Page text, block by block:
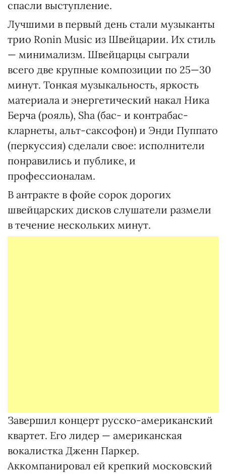
спасли выступление.
Лучшими в первый день стали музыканты
трио Ronin Music из Швейцарии. Их стиль
— минимализм. Швейцарцы сыграли
всего две крупные композиции по 25—30
минут. Тонкая музыкальность, яркость
материала и энергетический накал Ника
Берча (рояль), Sha (бас- и контрабас-
кларнеты, альт-саксофон) и Энди Пуппато
(перкуссия) сделали свое: исполнители
понравились и публике, и
профессионалам.
В антракте в фойе сорок дорогих
швейцарских дисков слушатели размели
в течение нескольких минут.
Завершил концерт русско-американский
квартет. Его лидер — американская
вокалистка Дженн Паркер.
Аккомпанировал ей крепкий московский